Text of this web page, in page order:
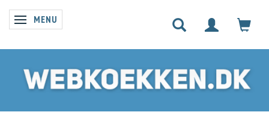
SKIFTE NAVIGATION
MENU